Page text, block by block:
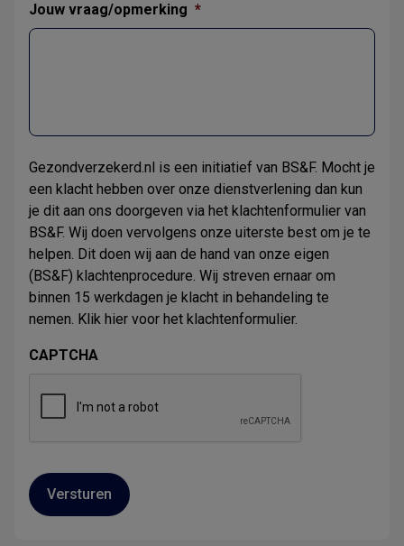
Jouw vraag/opmerking *
Gezondverzekerd.nl is een initiatief van BS&F. Mocht je
een klacht hebben over onze dienstverlening dan kun
je dit aan ons doorgeven via het klachtenformulier van
BS&F. Wij doen vervolgens onze uiterste best om je te
helpen. Dit doen wij aan de hand van onze eigen
(BS&F) klachtenprocedure. Wij streven ernaar om
binnen 15 werkdagen je klacht in behandeling te
nemen. Klik hier voor het klachtenformulier.
CAPTCHA
Versturen